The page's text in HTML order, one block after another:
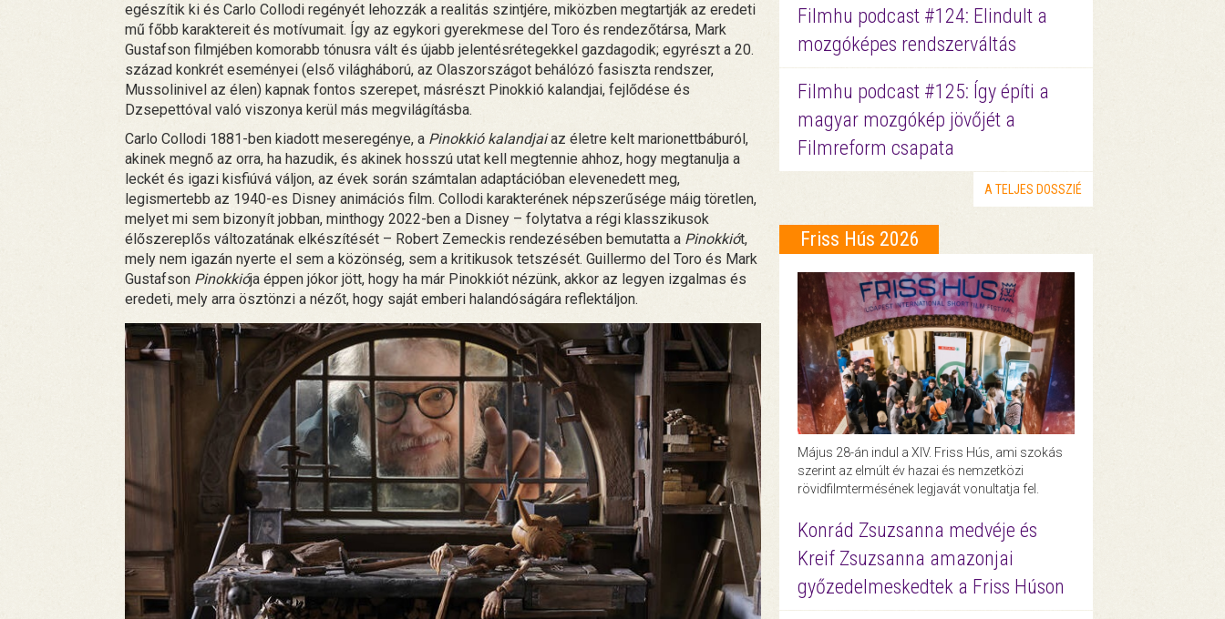
egészítik ki és Carlo Collodi regényét lehozzák a realitás szintjére, miközben megtartják az eredeti
mű főbb karaktereit és motívumait. Így az egykori gyerekmese del Toro és rendezőtársa, Mark
Gustafson filmjében komorabb tónusra vált és újabb jelentésrétegekkel gazdagodik; egyrészt a 20.
század konkrét eseményei (első világháború, az Olaszországot behálózó fasiszta rendszer,
Mussolinivel az élen) kapnak fontos szerepet, másrészt Pinokkió kalandjai, fejlődése és
Dzsepettóval való viszonya kerül más megvilágításba.
Carlo Collodi 1881-ben kiadott meseregénye, a Pinokkió kalandjaiaz életre kelt marionettbáburól,
akinek megnő az orra, ha hazudik, és akinek hosszú utat kell megtennie ahhoz, hogy megtanulja a
leckét és igazi kisfiúvá váljon, az évek során számtalan adaptációban elevenedett meg,
legismertebb az 1940-es Disney animációs film. Collodi karakterének népszerűsége máig töretlen,
melyet mi sem bizonyít jobban, minthogy 2022-ben a Disney – folytatva a régi klasszikusok
élőszereplős változatának elkészítését – Robert Zemeckis rendezésében bemutatta a Pinokkiót,
mely nem igazán nyerte el sem a közönség, sem a kritikusok tetszését. Guillermo del Toro és Mark
Gustafson Pinokkiója éppen jókor jött, hogy ha már Pinokkiót nézünk, akkor az legyen izgalmas és
eredeti, mely arra ösztönzi a nézőt, hogy saját emberi halandóságára reflektáljon.
Filmhu podcast #124: Elindult a
mozgóképes rendszerváltás
Filmhu podcast #125: Így építi a
magyar mozgókép jövőjét a
Filmreform csapata
A TELJES DOSSZIÉ
Friss Hús 2026
Május 28-án indul a XIV. Friss Hús, ami szokás
szerint az elmúlt év hazai és nemzetközi
rövidfilmtermésének legjavát vonultatja fel.
Konrád Zsuzsanna medvéje és
Kreif Zsuzsanna amazonjai
győzedelmeskedtek a Friss Húson